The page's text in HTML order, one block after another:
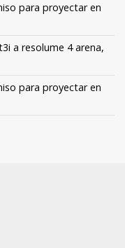
para proyectar en
a resolume 4 arena,
para proyectar en